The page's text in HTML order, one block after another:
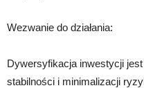
Wezwanie do działania:
Dywersyfikacja inwestycji
stabilności i minimalizacji